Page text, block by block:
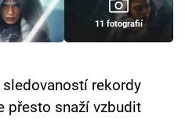
11 fotografií
rekordy
přesto snaží vzbudit